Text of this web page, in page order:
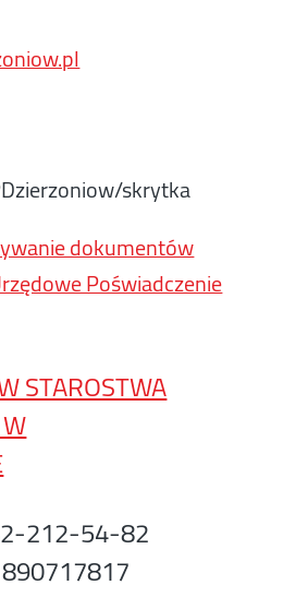
skrytka
dokumentów
Poświadczenie
STAROSTWA
212-54-82
890717817